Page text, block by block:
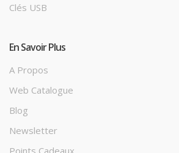
Clés USB
En Savoir Plus
A Propos
Web Catalogue
Blog
Newsletter
Points Cadeaux